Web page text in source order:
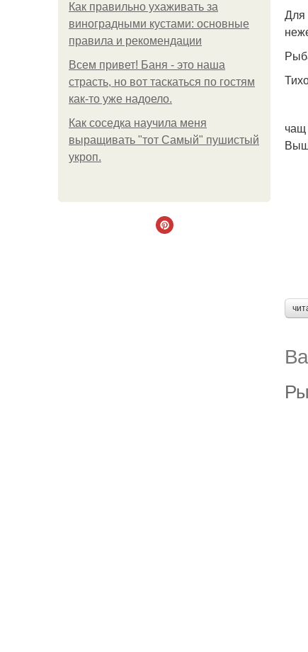
Как правильно ухаживать за
виноградными кустами: основные
правила и рекомендации
Всем привет! Баня - это наша
страсть, но вот таскаться по гостям
как-то уже надоело.
Как соседка научила меня
выращивать "тот Самый" пушистый
укроп.
Для
чащ